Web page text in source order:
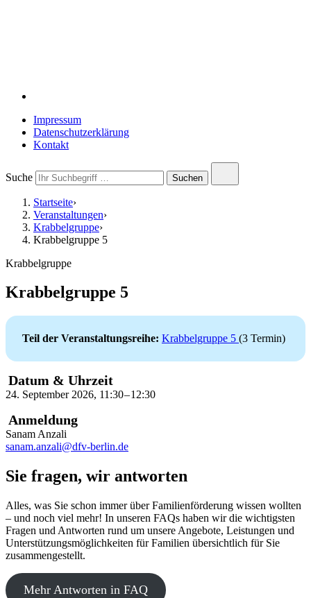
Impressum
Datenschutzerklärung
Kontakt
Suche
Submit
search
Suchen
Startseite›
Veranstaltungen›
Krabbelgruppe›
Krabbelgruppe 5
Krabbelgruppe
Krabbelgruppe 5
Teil der Veranstaltungsreihe: Krabbelgruppe 5 (3 Termin)
Datum & Uhrzeit
24. September 2026, 11:30–12:30
Anmeldung
Sanam Anzali
sanam.anzali@dfv-berlin.de
Sie fragen, wir antworten
Alles, was Sie schon immer über Familienförderung wissen wollten
– und noch viel mehr! In unseren FAQs haben wir die wichtigsten
Fragen und Antworten rund um unsere Angebote, Leistungen und
Unterstützungsmöglichkeiten für Familien übersichtlich für Sie
zusammengestellt.
Mehr Antworten in FAQ